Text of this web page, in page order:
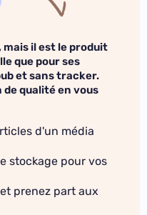
il est le produit
que pour ses
et sans tracker.
qualité en vous
d'un média
stockage pour vos
prenez part aux